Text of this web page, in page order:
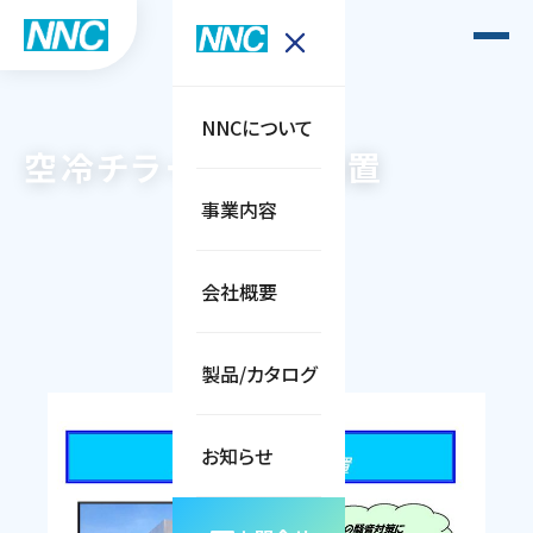
NNCについて
事業内容
会社概要
製品/カタログ
お知らせ
空冷チラー用消音装置